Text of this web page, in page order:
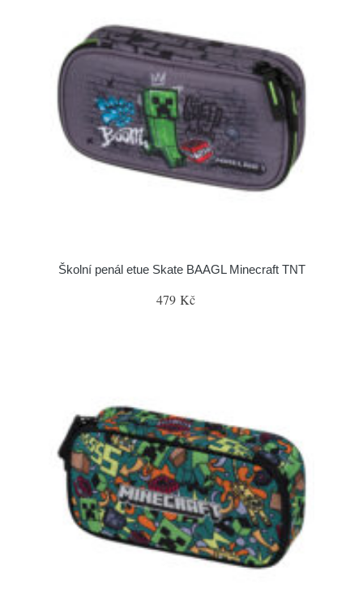
Školní penál etue Skate BAAGL Minecraft TNT
479 Kč